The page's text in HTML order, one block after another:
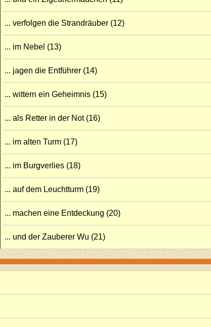
... verfolgen die Strandräuber (12)
... im Nebel (13)
... jagen die Entführer (14)
... wittern ein Geheimnis (15)
... als Retter in der Not (16)
... im alten Turm (17)
... im Burgverlies (18)
... auf dem Leuchtturm (19)
... machen eine Entdeckung (20)
... und der Zauberer Wu (21)